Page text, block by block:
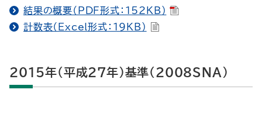
結果の概要（PDF形式：152KB）
計数表（Excel形式：19KB）
2015年（平成27年）基準（2008SNA)